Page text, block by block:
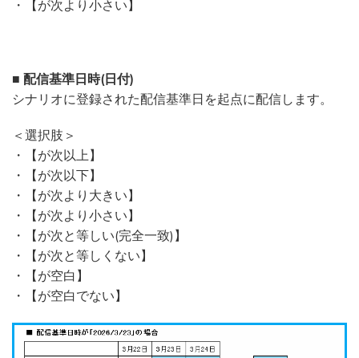
・【が次より小さい】
■ 配信基準日時(日付)
シナリオに登録された配信基準日を起点に配信します。
＜選択肢＞
・【が次以上】
・【が次以下】
・【が次より大きい】
・【が次より小さい】
・【が次と等しい(完全一致)】
・【が次と等しくない】
・【が空白】
・【が空白でない】